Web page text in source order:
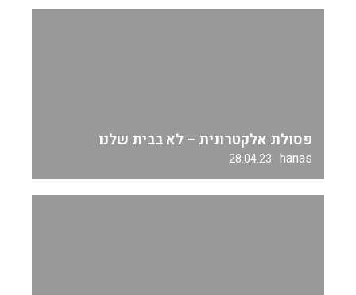
פסולת אלקטרונית – לא בבית שלנו
hanas
28.04.23